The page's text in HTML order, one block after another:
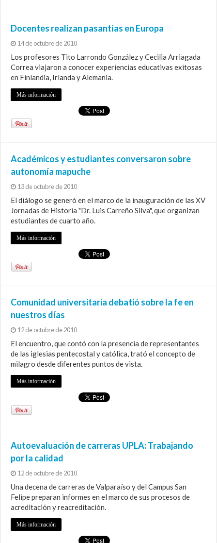
Docentes realizan pasantías en Europa
14 de octubre de 2010
Los profesores Tito Larrondo González y Cecilia Arriagada
Correa viajaron a conocer experiencias educativas exitosas
en Finlandia, Irlanda y Alemania.
Más información
Académicos y estudiantes conversaron sobre
autonomía mapuche
13 de octubre de 2010
El diálogo se generó en el marco de la inauguración de las XV
Jornadas de Historia "Dr. Luis Carreño Silva", que organizan
estudiantes de cuarto año.
Más información
Comunidad universitaria debatió sobre la fe en
nuestros días
12 de octubre de 2010
El encuentro, que contó con la presencia de representantes
de las iglesias pentecostal y católica, trató el concepto de
milagro desde diferentes puntos de vista.
Más información
Autoevaluación de carreras UPLA: Trabajando
por la calidad
12 de octubre de 2010
Una decena de carreras de Valparaíso y del Campus San
Felipe preparan informes en el marco de sus procesos de
acreditación y reacreditación.
Más información